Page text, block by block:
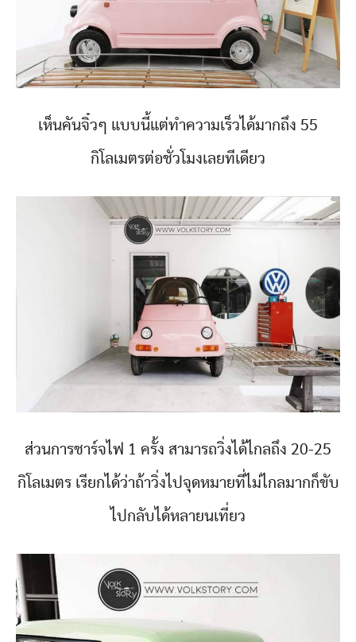
เห็นคันจิ๋วๆ แบบนี้แต่ทำความเร็วได้มากถึง 55
กิโลเมตรต่อชั่วโมงเลยทีเดียว
ส่วนการชาร์จไฟ 1 ครั้ง สามารถวิ่งได้ไกลถึง 20-25
กิโลเมตร เรียกได้ว่าถ้าวิ่งไปจุดหมายที่ไม่ไกลมากก็ขับ
ไปกลับได้หลายนเที่ยว